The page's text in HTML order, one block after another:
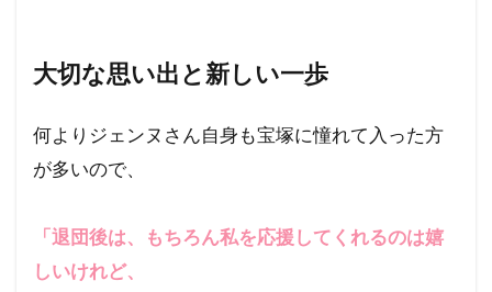
大切な思い出と新しい一歩
何よりジェンヌさん自身も宝塚に憧れて入った方
が多いので、
「退団後は、もちろん私を応援してくれるのは嬉
しいけれど、